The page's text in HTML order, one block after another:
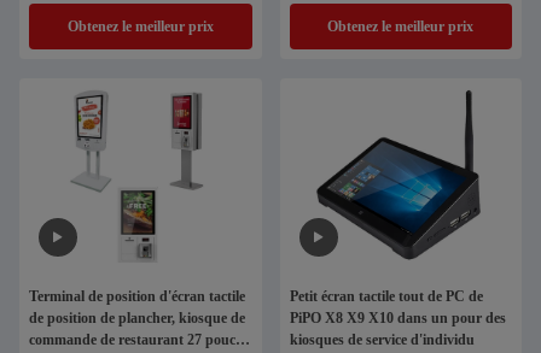
restaurant
Obtenez le meilleur prix
Obtenez le meilleur prix
Terminal de position d'écran tactile
de position de plancher, kiosque de
commande de restaurant 27 pouces
Petit écran tactile tout de PC de
PiPO X8 X9 X10 dans un pour des
kiosques de service d'individu